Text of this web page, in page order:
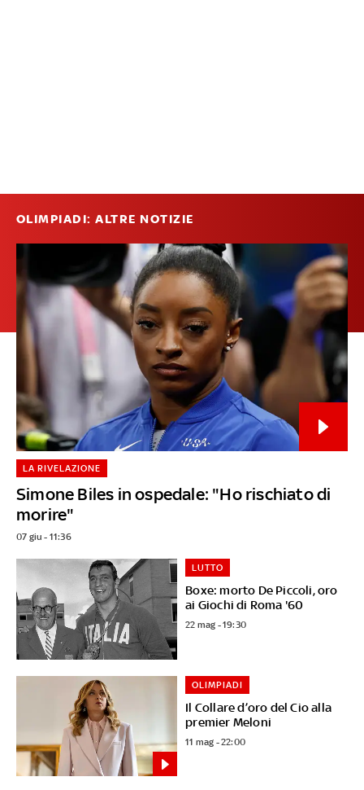
OLIMPIADI: ALTRE NOTIZIE
Simone Biles in ospedale: "Ho rischiato di
morire"
LA RIVELAZIONE
07 giu - 11:36
Boxe: morto De Piccoli, oro
ai Giochi di Roma '60
LUTTO
22 mag - 19:30
Il Collare d’oro del Cio alla
premier Meloni
OLIMPIADI
11 mag - 22:00